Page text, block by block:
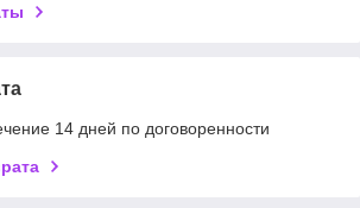
14 дней по договоренности